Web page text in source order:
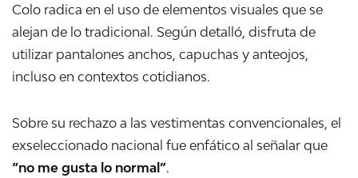
Colo radica en el uso de elementos visuales que se
alejan de lo tradicional. Según detalló, disfruta de
utilizar pantalones anchos, capuchas y anteojos,
incluso en contextos cotidianos.
Sobre su rechazo a las vestimentas convencionales, el
exseleccionado nacional fue enfático al señalar que
“no me gusta lo normal”.